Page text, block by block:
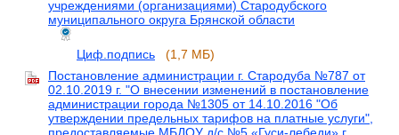
учреждениями (организациями) Стародубского
муниципального округа Брянской области
Циф.подпись
(1,7 МБ)
Постановление администрации г. Стародуба №787 от
02.10.2019 г. "О внесении изменений в постановление
администрации города №1305 от 14.10.2016 "Об
утверждении предельных тарифов на платные услуги",